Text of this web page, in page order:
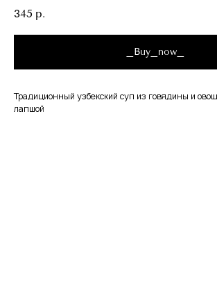
345 р.
_Buy_now_
Традиционный узбекский суп из говядины и
лапшой